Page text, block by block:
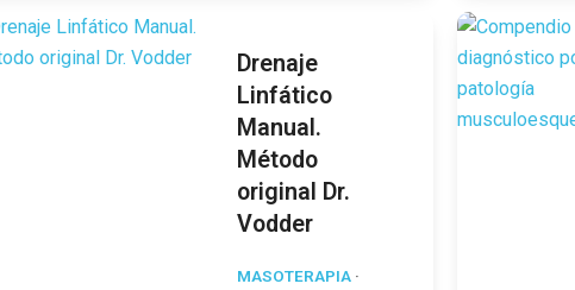
Drenaje
Linfático
Manual.
Método
original Dr.
Vodder
MASOTERAPIA·